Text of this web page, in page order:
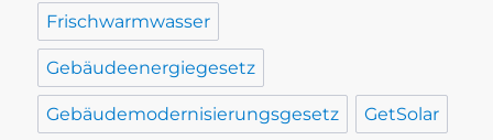
Frischwarmwasser
Gebäudeenergiegesetz
Gebäudemodernisierungsgesetz GetSolar